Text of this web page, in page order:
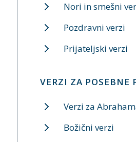
Nori in smešni
Pozdravni verzi
Prijateljski verzi
VERZI ZA POSEBNE
Verzi za
Božični verzi